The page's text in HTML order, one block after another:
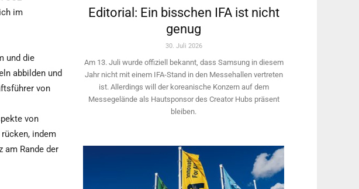
im
und die
abbilden und
von
von
indem
am Rande der
Editorial: Ein bisschen IFA ist nicht
genug
30. Juli 2026
Am 13. Juli wurde offiziell bekannt, dass Samsung in diesem
Jahr nicht mit einem IFA-Stand in den Messehallen vertreten
ist. Allerdings will ­der koreanische Konzern auf dem
Messegelände als Hautsponsor des Creator Hubs präsent
bleiben.